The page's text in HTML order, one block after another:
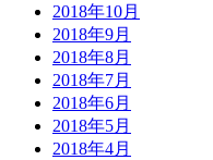
2018年10月
2018年9月
2018年8月
2018年7月
2018年6月
2018年5月
2018年4月